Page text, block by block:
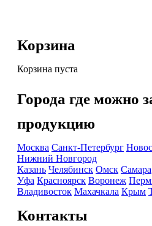
Корзина
Корзина пуста
Города где можно
продукцию
Москва Санкт-Петербург
Нижний Новгород
Казань Челябинск Омск Самара
Уфа Красноярск Воронеж
Владивосток Махачкала Крым
Контакты